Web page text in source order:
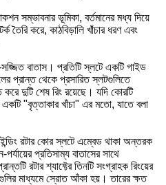
সম্ভাবনার ভূমিকা, বর্তমানের মধ্য দিয়ে
তৈরি করে, কাঠবিড়ালি খাঁচার ধরণ এবং
সজ্জিত বাতাস। প্রতিটি স্লটে একটি গাইড
প্রান্ত থেকে প্রসারিত স্লটগুলিতে
দুটি শেষ রিং রয়েছে। যদি কোরটি
"বৃত্তাকার খাঁচা" এর মতো, যাতে বলা
রটার কোর স্লটে এম্বেড থাকা অন্তরক
প্রতিসাম্য বাতাসের সাথে
রটার শ্যাফ্টের তিনটি সংগ্রাহক রিংয়ের
মাধ্যমে স্রোত আঁকা হয়। তারের ক্ষত